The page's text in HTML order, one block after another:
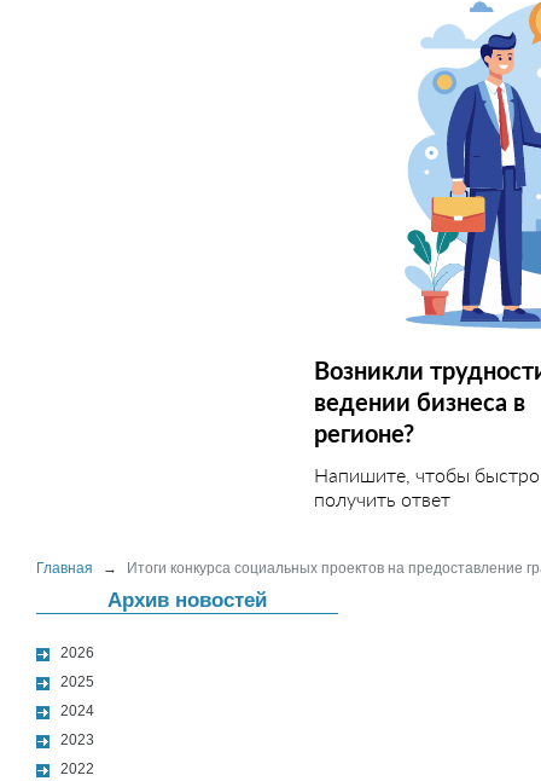
Возникли
ведении бизнеса в
регионе?
Напишите, чтобы быстро
получить ответ
Главная → Итоги конкурса социальных проектов на предоставление
Архив новостей
2026
2025
2024
2023
2022